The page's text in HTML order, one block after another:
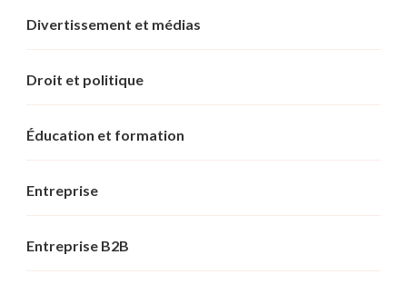
Divertissement et médias
Droit et politique
Éducation et formation
Entreprise
Entreprise B2B